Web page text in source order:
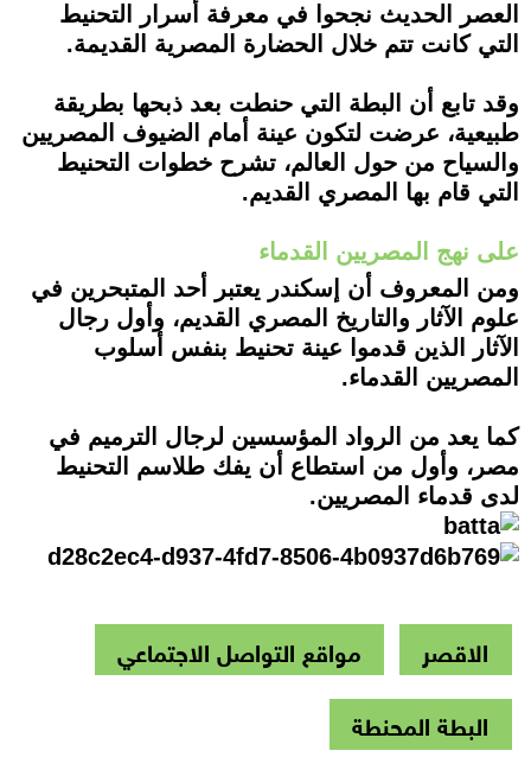
العصر الحديث نجحوا في معرفة أسرار التحنيط
التي كانت تتم خلال الحضارة المصرية القديمة.
وقد تابع أن البطة التي حنطت بعد ذبحها بطريقة
طبيعية، عرضت لتكون عينة أمام الضيوف المصريين
والسياح من حول العالم، تشرح خطوات التحنيط
التي قام بها المصري القديم.
على نهج المصريين القدماء
ومن المعروف أن إسكندر يعتبر أحد المتبحرين في
علوم الآثار والتاريخ المصري القديم، وأول رجال
الآثار الذين قدموا عينة تحنيط بنفس أسلوب
المصريين القدماء.
كما يعد من الرواد المؤسسين لرجال الترميم في
مصر، وأول من استطاع أن يفك طلاسم التحنيط
لدى قدماء المصريين.
الاقصر
مواقع التواصل الاجتماعي
البطة المحنطة